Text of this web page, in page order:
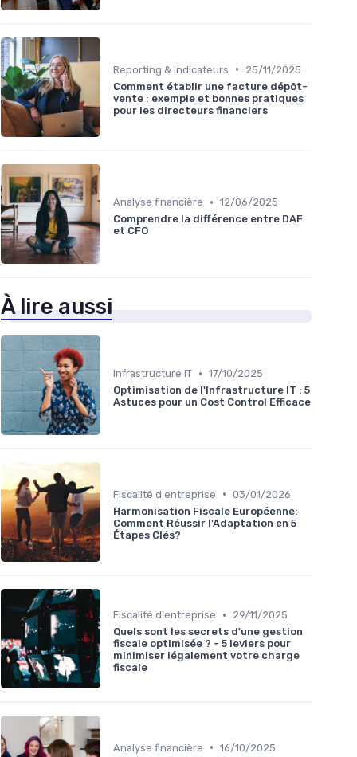
Reporting & Indicateurs •
25/11/2025
Comment établir une facture dépôt-
vente : exemple et bonnes pratiques
pour les directeurs financiers
Analyse financière • 12/06/2025
Comprendre la différence entre DAF
et CFO
À lire aussi
Infrastructure IT • 17/10/2025
Optimisation de l'Infrastructure IT : 5
Astuces pour un Cost Control Efficace
Fiscalité d'entreprise • 03/01/2026
Harmonisation Fiscale Européenne:
Comment Réussir l'Adaptation en 5
Étapes Clés?
Fiscalité d'entreprise •
29/11/2025
Quels sont les secrets d'une gestion
fiscale optimisée ? - 5 leviers pour
minimiser légalement votre charge
fiscale
Analyse financière • 16/10/2025